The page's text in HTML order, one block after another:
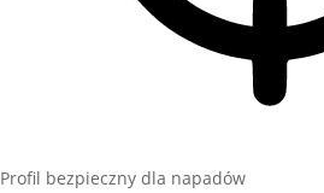
Profil bezpieczny dla napadów